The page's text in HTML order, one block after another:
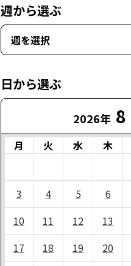
週から選ぶ
週を選択
日から選ぶ
2026年 8
月 火 水 木
3
4 5 6
10
11 12 13
17
18 19 20